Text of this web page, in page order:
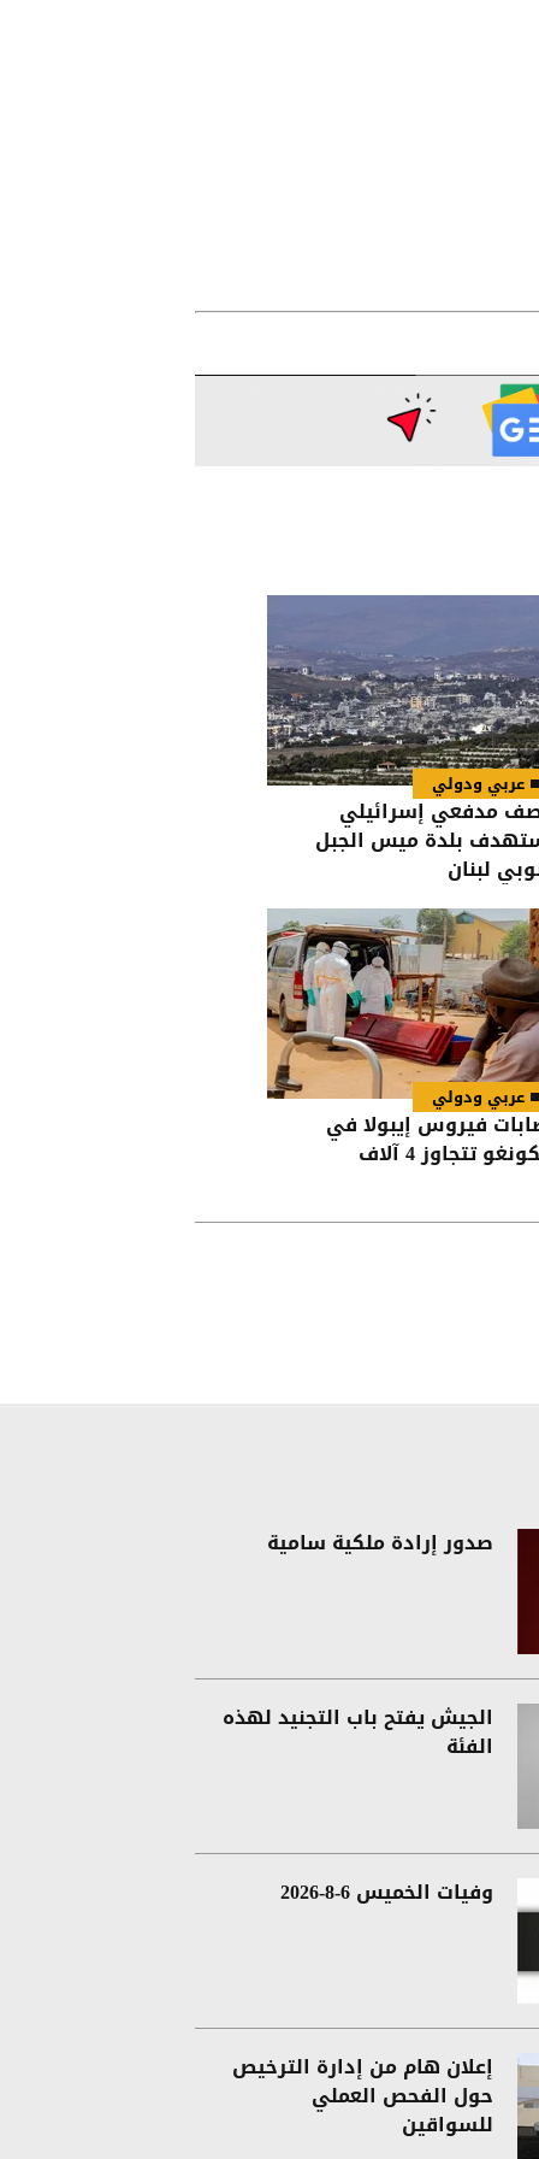
عربي ودولي
مدفعي إسرائيلي
بلدة ميس الجبل
لبنان
عربي ودولي
فيروس إيبولا في
تتجاوز 4 آلاف
صدور إرادة ملكية سامية
الجيش يفتح باب التجنيد لهذه
الفئة
وفيات الخميس 6-8-2026
إعلان هام من إدارة الترخيص
حول الفحص العملي
للسواقين